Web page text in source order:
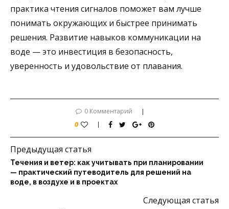
практика чтения сигналов поможет вам лучше
понимать окружающих и быстрее принимать
решения. Развитие навыков коммуникации на
воде — это инвестиция в безопасность,
уверенность и удовольствие от плавания.
0 Комментарий
0
Предыдущая статья
Течения и ветер: как учитывать при планировании
— практический путеводитель для решений на
воде, в воздухе и в проектах
Следующая статья